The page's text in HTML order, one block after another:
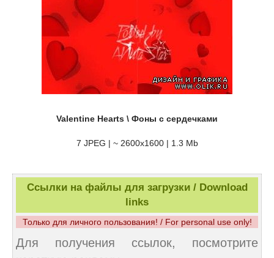
Valentine Hearts \ Фоны с сердечками
7 JPEG | ~ 2600x1600 | 1.3 Mb
Ссылки на файлы для загрузки / Download
links
Только для личного пользования! / For personal use only!
Для получения ссылок, посмотрите